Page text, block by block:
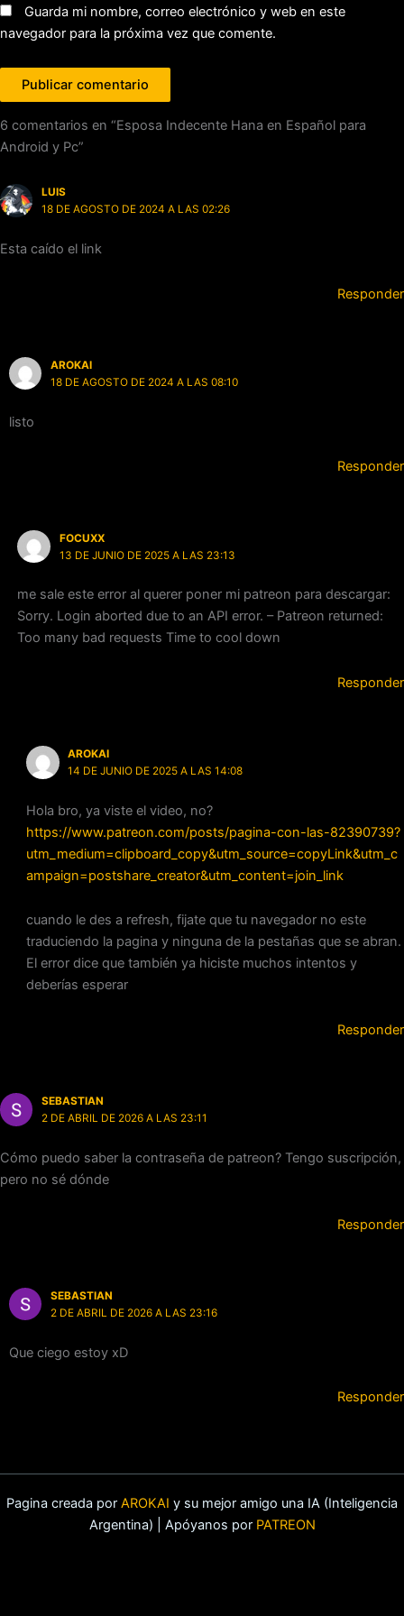
Guarda mi nombre, correo electrónico y web en este
navegador para la próxima vez que comente.
6 comentarios en “Esposa Indecente Hana en Español para
Android y Pc”
LUIS
18 DE AGOSTO DE 2024 A LAS 02:26
Esta caído el link
Responder
AROKAI
18 DE AGOSTO DE 2024 A LAS 08:10
listo
Responder
FOCUXX
13 DE JUNIO DE 2025 A LAS 23:13
me sale este error al querer poner mi patreon para descargar:
Sorry. Login aborted due to an API error. – Patreon returned:
Too many bad requests Time to cool down
Responder
AROKAI
14 DE JUNIO DE 2025 A LAS 14:08
Hola bro, ya viste el video, no?
https://www.patreon.com/posts/pagina-con-las-82390739?
utm_medium=clipboard_copy&utm_source=copyLink&utm_c
ampaign=postshare_creator&utm_content=join_link
cuando le des a refresh, fijate que tu navegador no este
traduciendo la pagina y ninguna de la pestañas que se abran.
El error dice que también ya hiciste muchos intentos y
deberías esperar
Responder
SEBASTIAN
2 DE ABRIL DE 2026 A LAS 23:11
Cómo puedo saber la contraseña de patreon? Tengo suscripción,
pero no sé dónde
Responder
SEBASTIAN
2 DE ABRIL DE 2026 A LAS 23:16
Que ciego estoy xD
Responder
Pagina creada por AROKAI y su mejor amigo una IA (Inteligencia
Argentina) | Apóyanos por PATREON